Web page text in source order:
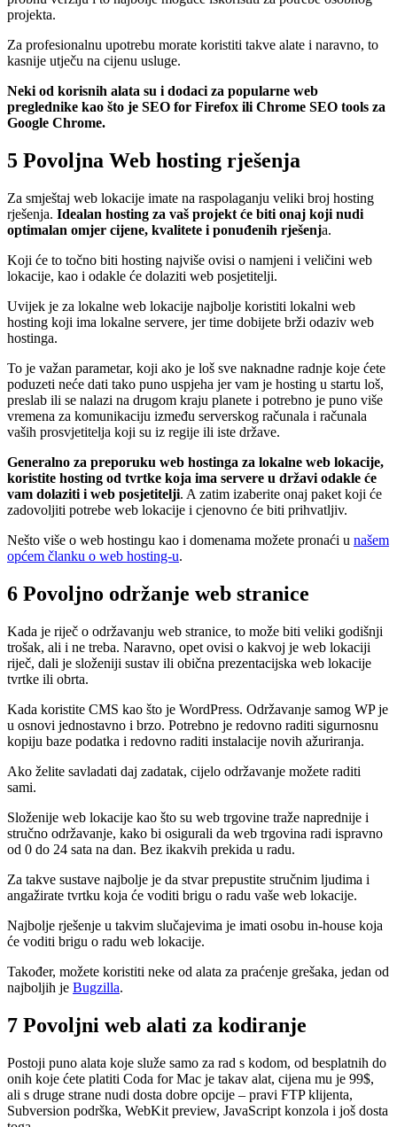
projekta.
Za profesionalnu upotrebu morate koristiti takve alate i naravno, to
kasnije utječu na cijenu usluge.
Neki od korisnih alata su i dodaci za popularne web
preglednike kao što je SEO for Firefox ili Chrome SEO tools za
Google Chrome.
5 Povoljna Web hosting rješenja
Za smještaj web lokacije imate na raspolaganju veliki broj hosting
rješenja. Idealan hosting za vaš projekt će biti onaj koji nudi
optimalan omjer cijene, kvalitete i ponuđenih rješenja.
Koji će to točno biti hosting najviše ovisi o namjeni i veličini web
lokacije, kao i odakle će dolaziti web posjetitelji.
Uvijek je za lokalne web lokacije najbolje koristiti lokalni web
hosting koji ima lokalne servere, jer time dobijete brži odaziv web
hostinga.
To je važan parametar, koji ako je loš sve naknadne radnje koje ćete
poduzeti neće dati tako puno uspjeha jer vam je hosting u startu loš,
preslab ili se nalazi na drugom kraju planete i potrebno je puno više
vremena za komunikaciju između serverskog računala i računala
vaših prosvjetitelja koji su iz regije ili iste države.
Generalno za preporuku web hostinga za lokalne web lokacije,
koristite hosting od tvrtke koja ima servere u državi odakle će
vam dolaziti i web posjetitelji. A zatim izaberite onaj paket koji će
zadovoljiti potrebe web lokacije i cjenovno će biti prihvatljiv.
Nešto više o web hostingu kao i domenama možete pronaći u našem
općem članku o web hosting-u.
6 Povoljno održanje web stranice
Kada je riječ o održavanju web stranice, to može biti veliki godišnji
trošak, ali i ne treba. Naravno, opet ovisi o kakvoj je web lokaciji
riječ, dali je složeniji sustav ili obična prezentacijska web lokacije
tvrtke ili obrta.
Kada koristite CMS kao što je WordPress. Održavanje samog WP je
u osnovi jednostavno i brzo. Potrebno je redovno raditi sigurnosnu
kopiju baze podatka i redovno raditi instalacije novih ažuriranja.
Ako želite savladati daj zadatak, cijelo održavanje možete raditi
sami.
Složenije web lokacije kao što su web trgovine traže naprednije i
stručno održavanje, kako bi osigurali da web trgovina radi ispravno
od 0 do 24 sata na dan. Bez ikakvih prekida u radu.
Za takve sustave najbolje je da stvar prepustite stručnim ljudima i
angažirate tvrtku koja će voditi brigu o radu vaše web lokacije.
Najbolje rješenje u takvim slučajevima je imati osobu in-house koja
će voditi brigu o radu web lokacije.
Također, možete koristiti neke od alata za praćenje grešaka, jedan od
najboljih je Bugzilla.
7 Povoljni web alati za kodiranje
Postoji puno alata koje služe samo za rad s kodom, od besplatnih do
onih koje ćete platiti Coda for Mac je takav alat, cijena mu je 99$,
ali s druge strane nudi dosta dobre opcije – pravi FTP klijenta,
Subversion podrška, WebKit preview, JavaScript konzola i još dosta